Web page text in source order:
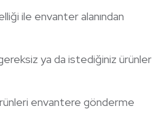
ile envanter alanından
ya da istediğiniz ürünler
envantere gönderme